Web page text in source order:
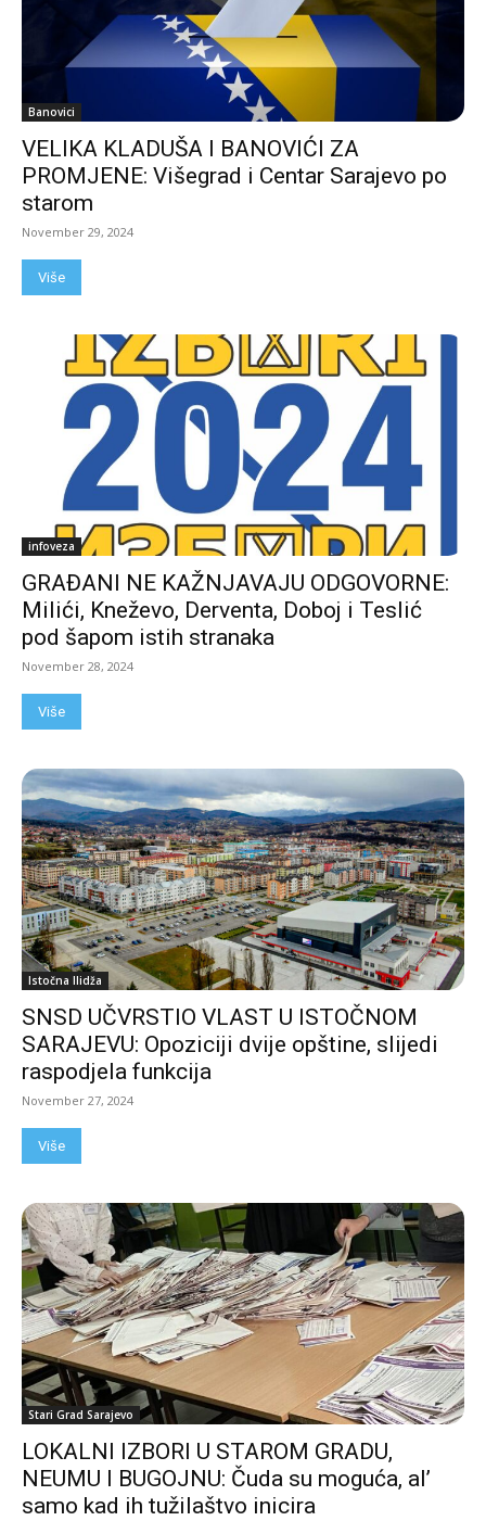
Banovici
VELIKA KLADUŠA I BANOVIĆI ZA
PROMJENE: Višegrad i Centar Sarajevo po
starom
November 29, 2024
Više
infoveza
GRAĐANI NE KAŽNJAVAJU ODGOVORNE:
Milići, Kneževo, Derventa, Doboj i Teslić
pod šapom istih stranaka
November 28, 2024
Više
Istočna Ilidža
SNSD UČVRSTIO VLAST U ISTOČNOM
SARAJEVU: Opoziciji dvije opštine, slijedi
raspodjela funkcija
November 27, 2024
Više
Stari Grad Sarajevo
LOKALNI IZBORI U STAROM GRADU,
NEUMU I BUGOJNU: Čuda su moguća, al’
samo kad ih tužilaštvo inicira